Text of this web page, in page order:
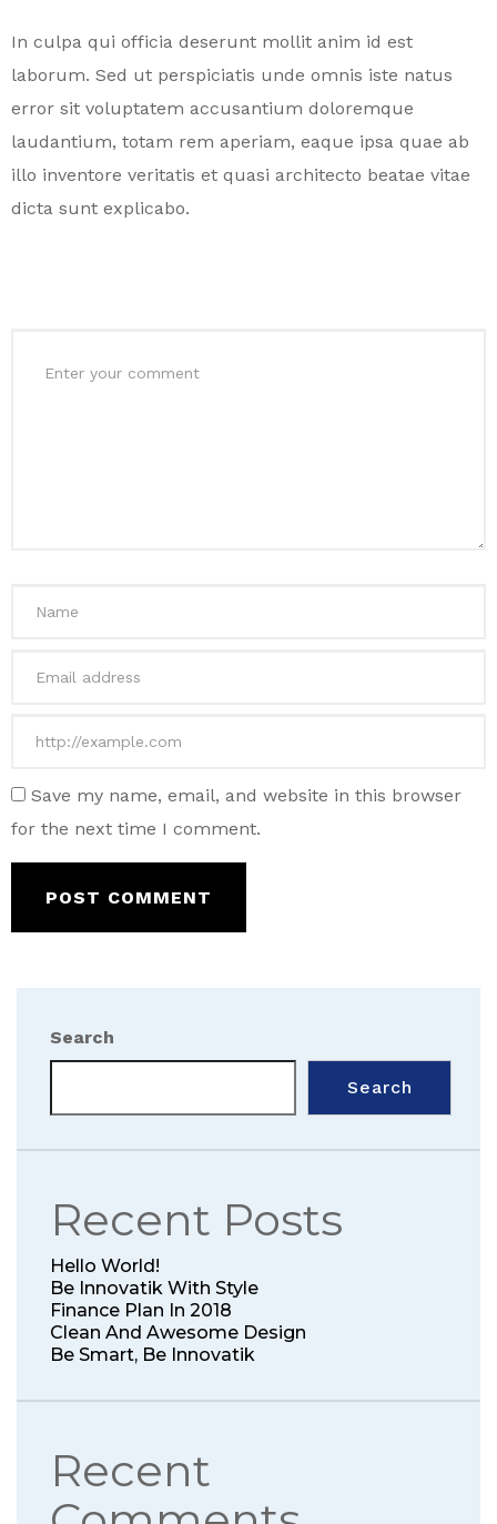
In culpa qui officia deserunt mollit anim id est
laborum. Sed ut perspiciatis unde omnis iste natus
error sit voluptatem accusantium doloremque
laudantium, totam rem aperiam, eaque ipsa quae ab
illo inventore veritatis et quasi architecto beatae vitae
dicta sunt explicabo.
Save my name, email, and website in this browser
for the next time I comment.
POST COMMENT
Search
Search
Recent Posts
Hello World!
Be Innovatik With Style
Finance Plan In 2018
Clean And Awesome Design
Be Smart, Be Innovatik
Recent